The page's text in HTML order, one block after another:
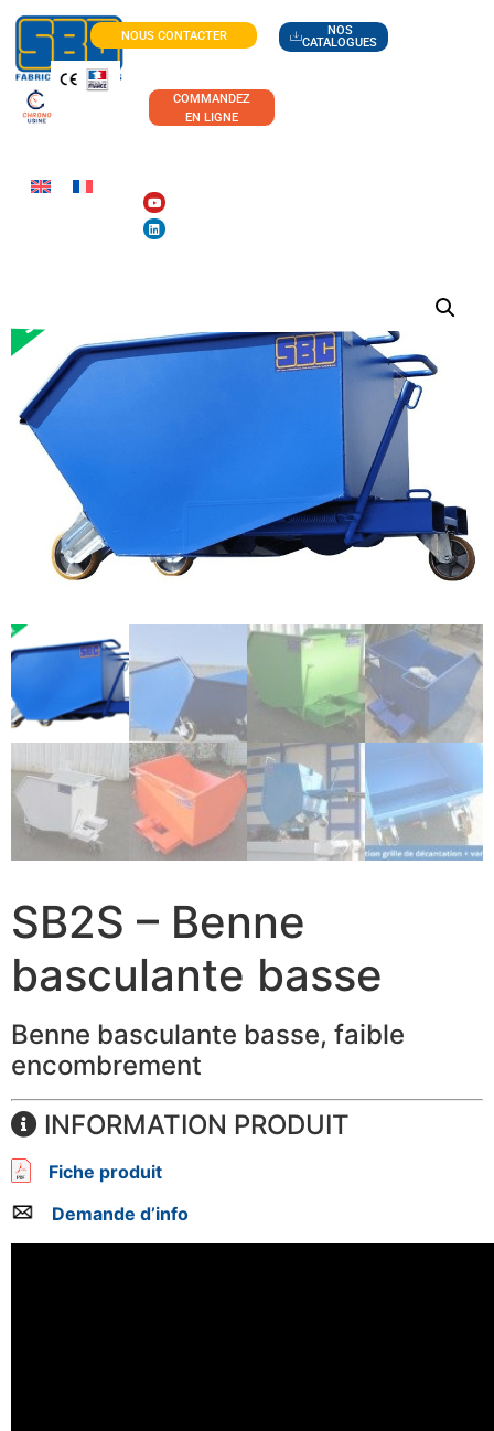
NOUS CONTACTER
NOS
CATALOGUES
COMMANDEZ
EN LIGNE
SB2S – Benne
basculante basse
Benne basculante basse, faible
encombrement
INFORMATION PRODUIT
Fiche produit
Demande d’info